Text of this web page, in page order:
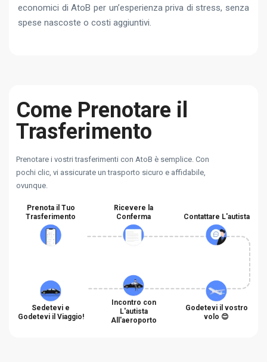
economici di AtoB per un’esperienza priva di stress, senza
spese nascoste o costi aggiuntivi.
Come Prenotare il
Trasferimento
Prenotare i vostri trasferimenti con AtoB è semplice. Con
pochi clic, vi assicurate un trasporto sicuro e affidabile,
ovunque.
Prenota il Tuo
Trasferimento
Ricevere la
Conferma
Contattare L'autista
Sedetevi e
Godetevi il Viaggio!
Incontro con
L'autista
All'aeroporto
Godetevi il vostro
volo 😊